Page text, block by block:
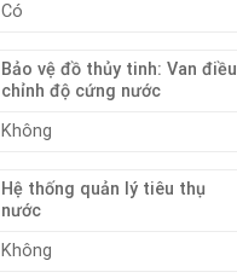
Có
Bảo vệ đồ thủy tinh: Van điều
chỉnh độ cứng nước
Không
Hệ thống quản lý tiêu thụ
nước
Không